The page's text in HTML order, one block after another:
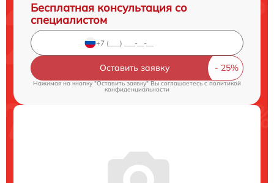
Бесплатная консультация со
специалистом
Оставить заявку
Нажимая на кнопку "Оставить заявку" Вы соглашаетесь cполитикой
конфиденциальности